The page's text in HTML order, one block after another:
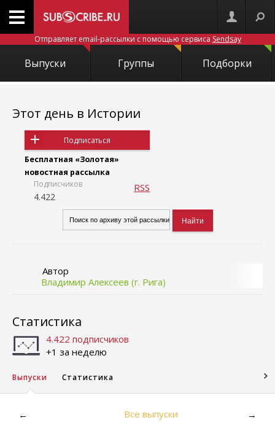
Отправляет email-рассылки с помощью сервиса Sendsay
Выпуски Группы Подборки
Этот день в Истории
Подписаться
Бесплатная «Золотая»
новостная рассылка
Подписчиков
4.422
RSS
Автор
Владимир Алексеев (г. Рига)
Статистика
4.422 подписчиков
+1 за неделю
Выпуски Статистика
← Все выпуски →